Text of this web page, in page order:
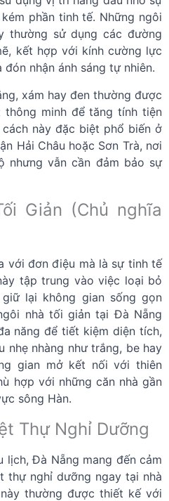
phần tinh tế. Những ngôi
thường sử dụng các đường
kết hợp với kính cường lực
nhận ánh sáng tự nhiên.
xám hay đen thường được
minh để tăng tính tiện
này đặc biệt phổ biến ở
Hải Châu hoặc Sơn Trà, nơi
nhưng vẫn cần đảm bảo sự
Giản (Chủ nghĩa
với đơn điệu mà là sự tinh tế
tập trung vào việc loại bỏ
lại không gian sống gọn
nhà tối giản tại Đà Nẵng
năng để tiết kiệm diện tích,
nhẹ nhàng như trắng, be hay
gian mở kết nối với thiên
hợp với những căn nhà gần
sông Hàn.
Thự Nghỉ Dưỡng
lịch, Đà Nẵng mang đến cảm
thự nghỉ dưỡng ngay tại nhà
thường được thiết kế với